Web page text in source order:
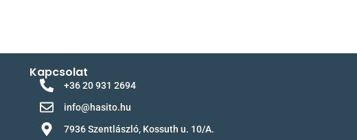
Kapcsolat
+36 20 931 2694
info@hasito.hu
7936 Szentlászló, Kossuth u. 10/A.